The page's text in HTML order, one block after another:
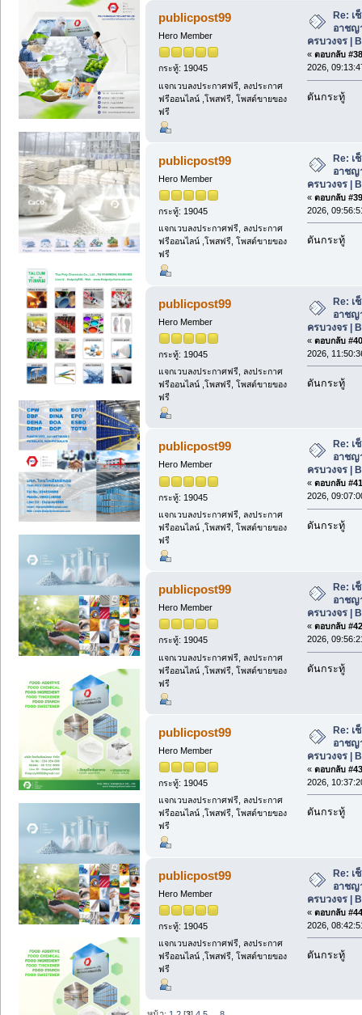
publicpost99
Hero Member
กระทู้: 19045
แจกเวบลงประกาศฟรี, ลงประกาศ
ฟรีออนไลน์ ,โพสฟรี, โพสต์ขายของ
ฟรี
Re: เ
อาชญ
ครบวงจร |
« ตอบกลับ
2026,
ดันกระทู้
publicpost99
Hero Member
กระทู้: 19045
แจกเวบลงประกาศฟรี, ลงประกาศ
ฟรีออนไลน์ ,โพสฟรี, โพสต์ขายของ
ฟรี
Re: เ
อาชญ
ครบวงจร |
« ตอบกลับ
2026,
ดันกระทู้
publicpost99
Hero Member
กระทู้: 19045
แจกเวบลงประกาศฟรี, ลงประกาศ
ฟรีออนไลน์ ,โพสฟรี, โพสต์ขายของ
ฟรี
Re: เ
อาชญ
ครบวงจร |
« ตอบกลับ
2026,
ดันกระทู้
publicpost99
Hero Member
กระทู้: 19045
แจกเวบลงประกาศฟรี, ลงประกาศ
ฟรีออนไลน์ ,โพสฟรี, โพสต์ขายของ
ฟรี
Re: เ
อาชญ
ครบวงจร |
« ตอบกลับ
2026,
ดันกระทู้
publicpost99
Hero Member
กระทู้: 19045
แจกเวบลงประกาศฟรี, ลงประกาศ
ฟรีออนไลน์ ,โพสฟรี, โพสต์ขายของ
ฟรี
Re: เ
อาชญ
ครบวงจร |
« ตอบกลับ
2026,
ดันกระทู้
publicpost99
Hero Member
กระทู้: 19045
แจกเวบลงประกาศฟรี, ลงประกาศ
ฟรีออนไลน์ ,โพสฟรี, โพสต์ขายของ
ฟรี
Re: เ
อาชญ
ครบวงจร |
« ตอบกลับ
2026,
ดันกระทู้
publicpost99
Hero Member
กระทู้: 19045
แจกเวบลงประกาศฟรี, ลงประกาศ
ฟรีออนไลน์ ,โพสฟรี, โพสต์ขายของ
ฟรี
Re: เ
อาชญ
ครบวงจร |
« ตอบกลับ
2026,
ดันกระทู้